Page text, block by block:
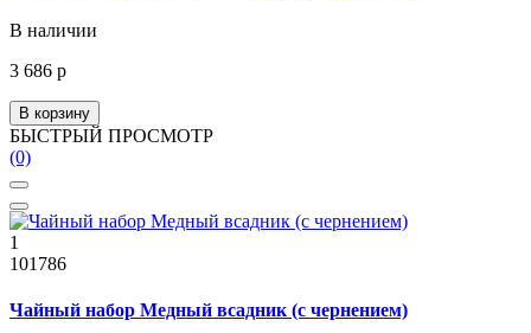
В наличии
3 686 р
В корзину
БЫСТРЫЙ ПРОСМОТР
(0)
1
101786
Чайный набор Медный всадник (с чернением)